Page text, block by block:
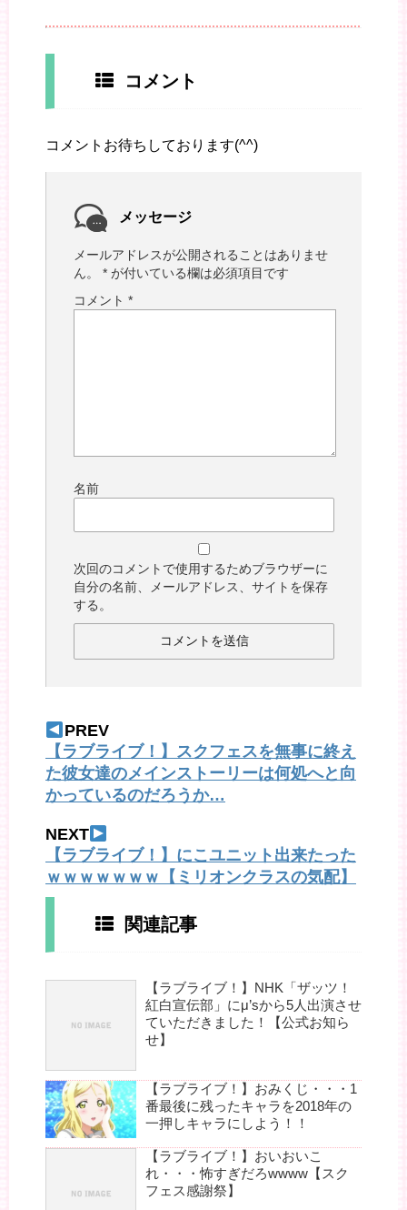
コメント
コメントお待ちしております(^^)
メッセージ
メールアドレスが公開されることはありませ
ん。
* が付いている欄は必須項目です
コメント *
名前
次回のコメントで使用するためブラウザーに
自分の名前、メールアドレス、サイトを保存
する。
PREV
【ラブライブ！】スクフェスを無事に終え
た彼女達のメインストーリーは何処へと向
かっているのだろうか…
NEXT
【ラブライブ！】にこユニット出来たった
ｗｗｗｗｗｗｗ【ミリオンクラスの気配】
関連記事
【ラブライブ！】NHK「ザッツ！
紅白宣伝部」にμ’sから5人出演させ
ていただきました！【公式お知ら
せ】
【ラブライブ！】おみくじ・・・1
番最後に残ったキャラを2018年の
一押しキャラにしよう！！
【ラブライブ！】おいおいこ
れ・・・怖すぎだろwwww【スク
フェス感謝祭】